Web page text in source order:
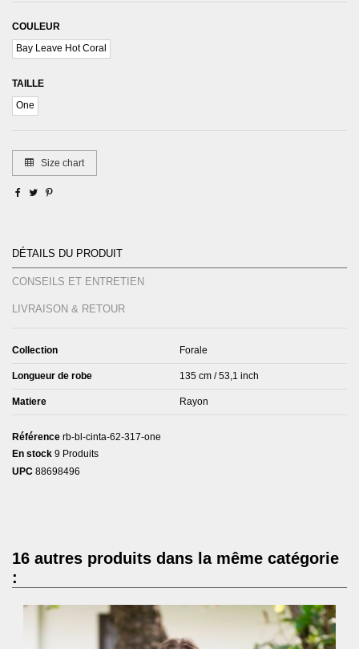
COULEUR
Bay Leave Hot Coral
TAILLE
One
Size chart
Détails du produit
Conseils et entretien
Livraison & Retour
Collection Forale
Longueur de robe 135 cm / 53,1 inch
Matiere Rayon
Référence rb-bl-cinta-62-317-one
En stock 9 Produits
UPC 88698496
16 autres produits dans la même catégorie
: